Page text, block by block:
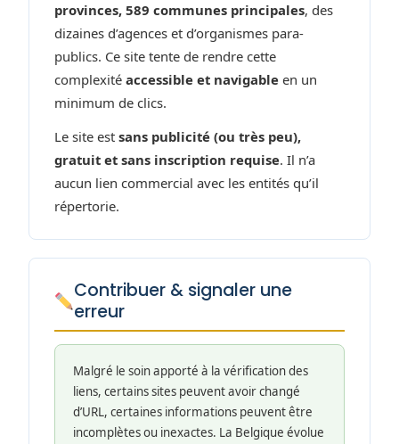
provinces, 589 communes principales, des
dizaines d’agences et d’organismes para-
publics. Ce site tente de rendre cette
complexité accessible et navigable en un
minimum de clics.
Le site est sans publicité (ou très peu),
gratuit et sans inscription requise. Il n’a
aucun lien commercial avec les entités qu’il
répertorie.
Contribuer & signaler une
erreur
Malgré le soin apporté à la vérification des
liens, certains sites peuvent avoir changé
d’URL, certaines informations peuvent être
incomplètes ou inexactes. La Belgique évolue